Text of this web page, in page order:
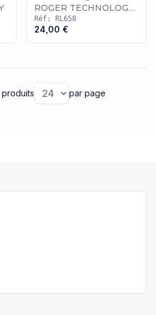
ROGER TECHNOLOGY
R20
Réf: RL658
24,00 €
produits par page